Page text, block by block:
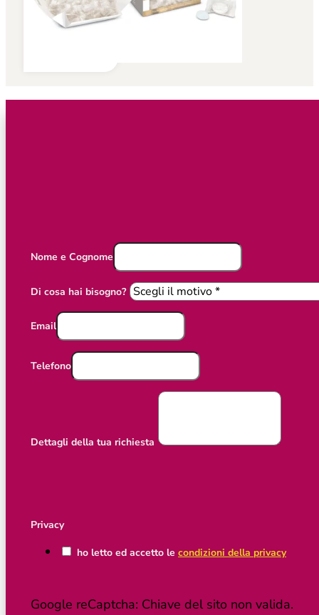
Nome e Cognome
Di cosa hai bisogno?
Email
Telefono
Dettagli della tua richiesta
Privacy
ho letto ed accetto le condizioni della privacy
Google reCaptcha: Chiave del sito non valida.